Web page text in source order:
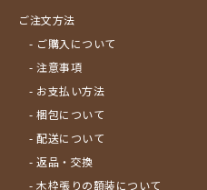
ご注文方法
- ご購入について
- 注意事項
- お支払い方法
- 梱包について
- 配送について
- 返品・交換
- 木枠張りの額装について